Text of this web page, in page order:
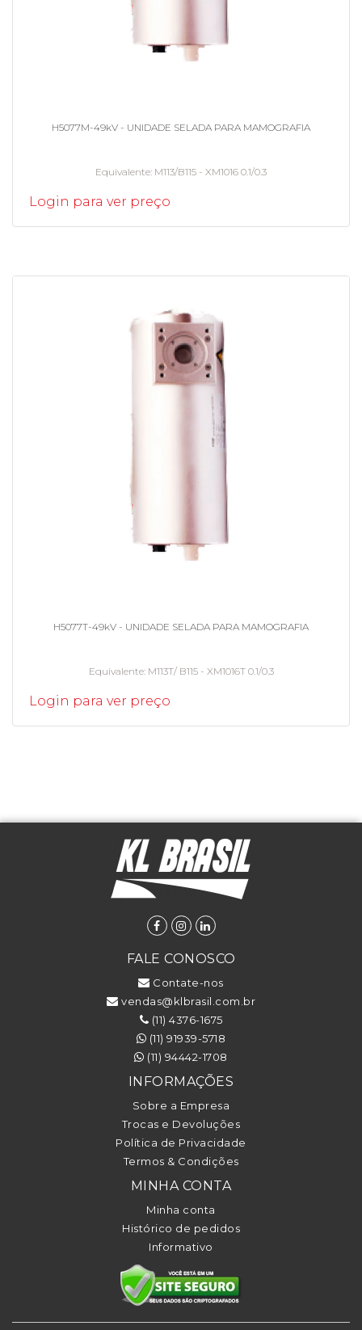
H5077M-49kV - UNIDADE SELADA PARA MAMOGRAFIA
Equivalente M113/B115 - XM1016 0.1/0.3
Login para ver preço
H5077T-49kV - UNIDADE SELADA PARA MAMOGRAFIA
Equivalente M113T/ B115 - XM1016T 0.1/0.3
Login para ver preço
FALE CONOSCO
Contate-nos
vendas@klbrasil.com.br
(11) 4376-1675
(11) 91939-5718
(11) 94442-1708
INFORMAÇÕES
Sobre a Empresa
Trocas e Devoluções
Política de Privacidade
Termos & Condições
MINHA CONTA
Minha conta
Histórico de pedidos
Informativo